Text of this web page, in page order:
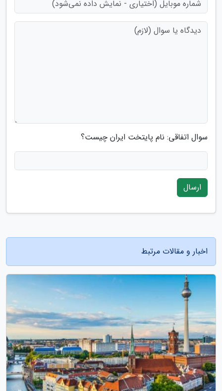
سوال اتفاقی: نام پایتخت ایران چیست؟
ارسال
اخبار و مقالات مرتبط